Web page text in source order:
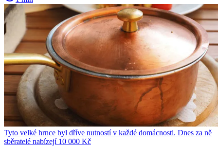
Tyto velké hrnce byl dříve nutností v každé domácnosti. Dnes za ně
sběratelé nabízejí 10 000 Kč